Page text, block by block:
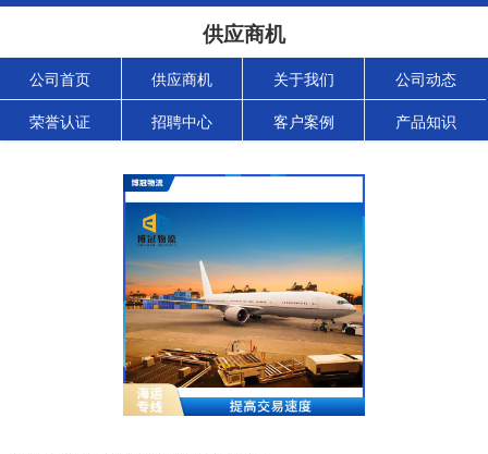
供应商机
公司首页 供应商机 关于我们 公司动态
荣誉认证 招聘中心 客户案例 产品知识